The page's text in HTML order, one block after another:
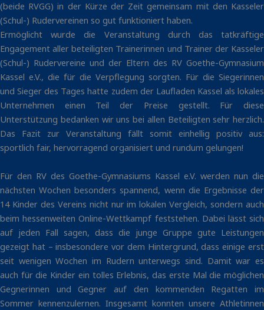
(beide RVGG) in der Kürze der Zeit gemeinsam mit den Kasseler
(Schul-) Rudervereinen so gut funktioniert haben.
Ermöglicht wurde die Veranstaltung durch das tatkräftige
Engagement aller beteiligten Trainerinnen und Trainer der Kasseler
(Schul-) Rudervereine und der Eltern des RV Goethe-Gymnasium
Kassel e.V., die für die Verpflegung sorgten. Für die Siegerinnen
und Sieger des Tages hatte zudem der Laufladen Kassel als lokales
Unternehmen einen Teil der Preise gestellt. Für diese
Unterstützung bedanken wir uns bei allen Beteiligten sehr herzlich.
Das Fazit zur Veranstaltung fällt somit einhellig positiv aus:
sportlich fair, hervorragend organisiert und rundum gelungen!
Für den RV des Goethe-Gymnasiums Kassel e.V. werden nun die
nächsten Wochen besonders spannend, wenn die Ergebnisse der
14 Kinder des Vereins nicht nur im lokalen Vergleich, sondern auch
beim hessenweiten Online-Wettkampf feststehen. Dabei lässt sich
auf jeden Fall sagen, dass die junge Gruppe gute Leistungen
gezeigt hat – insbesondere vor dem Hintergrund, dass einige erst
seit wenigen Wochen im Rudern unterwegs sind. Damit war es
auch für die Kinder ein tolles Erlebnis, das erste Mal die möglichen
Gegnerinnen und Gegner auf den kommenden Regatten im
Sommer kennenzulernen. Insgesamt konnten unsere Athletinnen